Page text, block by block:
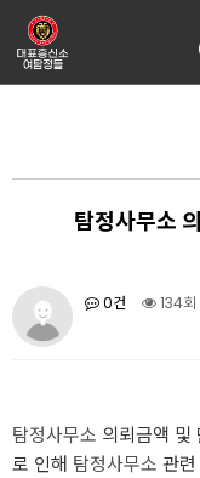
탐정사무소
0건 134회
탐정사무소 의뢰금액 및
로 인해 탐정사무소 관